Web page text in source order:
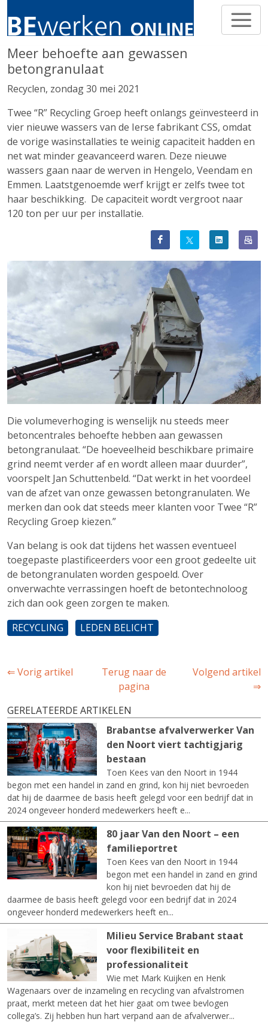
Meer behoefte aan gewassen
betongranulaat
Recyclen, zondag 30 mei 2021
Twee “R” Recycling Groep heeft onlangs geïnvesteerd in
vier nieuwe wassers van de Ierse fabrikant CSS, omdat
de vorige wasinstallaties te weinig capaciteit hadden en
net wat minder geavanceerd waren. Deze nieuwe
wassers gaan naar de werven in Hengelo, Veendam en
Emmen. Laatstgenoemde werf krijgt er zelfs twee tot
haar beschikking. De capaciteit wordt vergroot naar
120 ton per uur per installatie.
Die volumeverhoging is wenselijk nu steeds meer
betoncentrales behoefte hebben aan gewassen
betongranulaat. “De hoeveelheid beschikbare primaire
grind neemt verder af en wordt alleen maar duurder”,
voorspelt Jan Schuttenbeld. “Dat werkt in het voordeel
van de afzet van onze gewassen betongranulaten. We
merken dan ook dat steeds meer klanten voor Twee “R”
Recycling Groep kiezen.”
Van belang is ook dat tijdens het wassen eventueel
toegepaste plastificeerders voor een groot gedeelte uit
de betongranulaten worden gespoeld. Over
onverwachte verrassingen hoeft de betontechnoloog
zich dan ook geen zorgen te maken.
RECYCLING
LEDEN BELICHT
⇐ Vorig artikel
Terug naar de
pagina
Volgend artikel
⇒
GERELATEERDE ARTIKELEN
Brabantse afvalverwerker Van
den Noort viert tachtigjarig
bestaan
Toen Kees van den Noort in 1944
begon met een handel in zand en grind, kon hij niet bevroeden
dat hij de daarmee de basis heeft gelegd voor een bedrijf dat in
2024 ongeveer honderd medewerkers heeft e...
80 jaar Van den Noort – een
familieportret
Toen Kees van den Noort in 1944
begon met een handel in zand en grind
kon hij niet bevroeden dat hij de
daarmee de basis heeft gelegd voor een bedrijf dat in 2024
ongeveer honderd medewerkers heeft en...
Milieu Service Brabant staat
voor flexibiliteit en
professionaliteit
Wie met Mark Kuijken en Henk
Wagenaars over de inzameling en recycling van afvalstromen
praat, merkt meteen dat het hier gaat om twee bevlogen
collega’s. Zij hebben hun hart verpand aan de afvalverwer...